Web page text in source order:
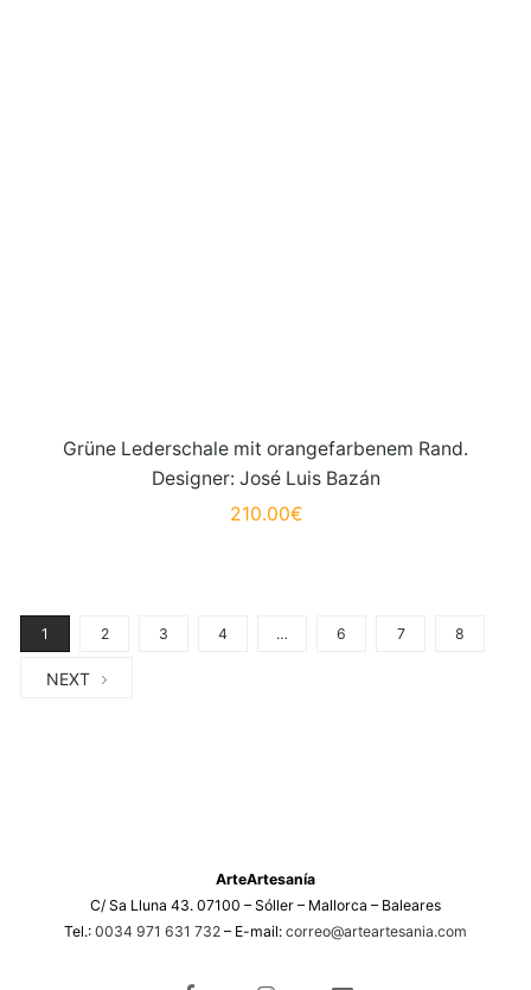
Grüne Lederschale mit orangefarbenem Rand.
Designer: José Luis Bazán
210.00€
1 2 3 4 … 6 7 8
NEXT
ArteArtesanía
C/ Sa Lluna 43. 07100 – Sóller – Mallorca – Baleares
Tel.: 0034 971 631 732 – E-mail: correo@arteartesania.com